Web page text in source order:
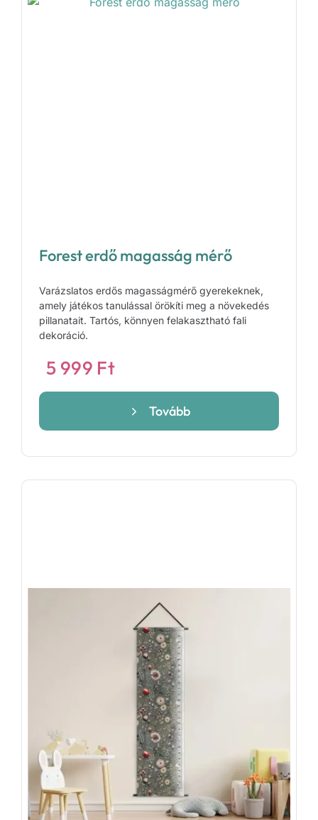
Forest erdő magasság mérő
Varázslatos erdős magasságmérő gyerekeknek,
amely játékos tanulással örökíti meg a növekedés
pillanatait. Tartós, könnyen felakasztható fali
dekoráció.
5 999 Ft
Tovább